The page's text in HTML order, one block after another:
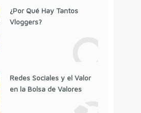
¿Por Qué Hay Tantos
Vloggers?
Redes Sociales y el Valor
en la Bolsa de Valores